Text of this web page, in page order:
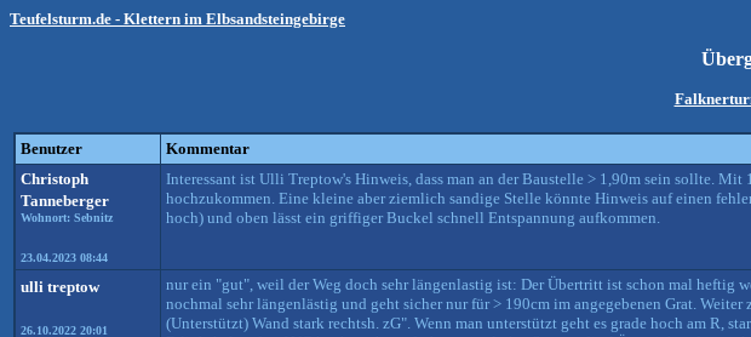
Teufelsturm.de - Klettern im Elbsandsteingebirge
Benutzer Kommentar
Christoph
Tanneberger
Wohnort: Sebnitz
23.04.2023 08:44
Interessant ist Ulli Treptow's Hinweis, dass man an der Baustelle > 1,90m sein sollte.
hochzukommen. Eine kleine aber ziemlich sandige Stelle könnte Hinweis auf einen
hoch) und oben lässt ein griffiger Buckel schnell Entspannung aufkommen.
ulli treptow
26.10.2022 20:01
nur ein "gut", weil der Weg doch sehr längenlastig ist: Der Übertritt ist schon mal heftig
nochmal sehr längenlästig und geht sicher nur für > 190cm im angegebenen Grat.
(Unterstützt) Wand stark rechtsh. zG". Wenn man unterstützt geht es grade hoch am R,